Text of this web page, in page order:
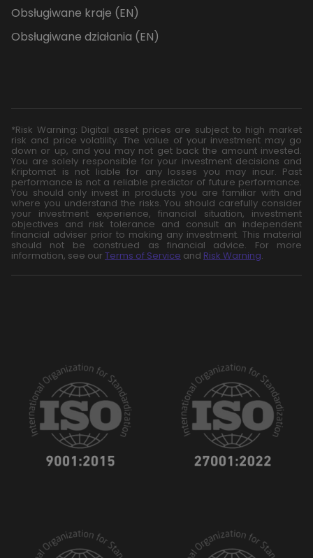
Obsługiwane kraje (EN)
Obsługiwane działania (EN)
*Risk Warning: Digital asset prices are subject to high market
risk and price volatility. The value of your investment may go
down or up, and you may not get back the amount invested.
You are solely responsible for your investment decisions and
Kriptomat is not liable for any losses you may incur. Past
performance is not a reliable predictor of future performance.
You should only invest in products you are familiar with and
where you understand the risks. You should carefully consider
your investment experience, financial situation, investment
objectives and risk tolerance and consult an independent
financial adviser prior to making any investment. This material
should not be construed as financial advice. For more
information, see our Terms of Service and Risk Warning.